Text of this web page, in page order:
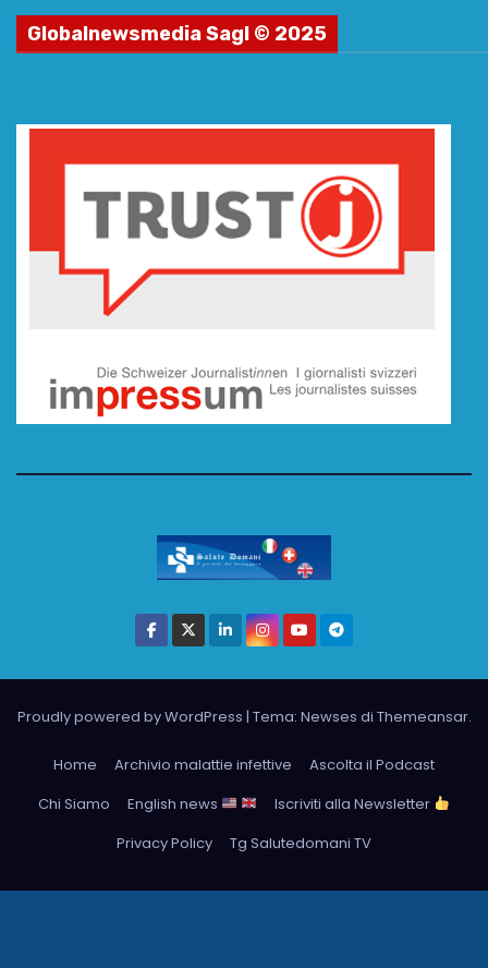
Globalnewsmedia Sagl © 2025
Proudly powered by WordPress | Tema: Newses di Themeansar.
Home Archivio malattie infettive
Ascolta il Podcast
Chi Siamo
English news
Iscriviti alla Newsletter
Privacy Policy
Tg Salutedomani TV